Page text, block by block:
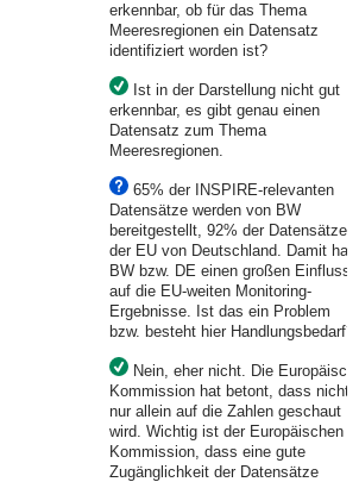
erkennbar, ob für das Thema
Meeresregionen ein Datensatz
identifiziert worden ist?
Ist in der Darstellung nicht gut
erkennbar, es gibt genau einen
Datensatz zum Thema
Meeresregionen.
65% der INSPIRE-relevanten
Datensätze werden von BW
bereitgestellt, 92% der Datensätze
der EU von Deutschland. Damit hat
BW bzw. DE einen großen Einfluss
auf die EU-weiten Monitoring-
Ergebnisse. Ist das ein Problem
bzw. besteht hier Handlungsbedarf?
Nein, eher nicht. Die
Kommission hat betont, dass nicht
nur allein auf die Zahlen geschaut
wird. Wichtig ist der Europäischen
Kommission, dass eine gute
Zugänglichkeit der Datensätze